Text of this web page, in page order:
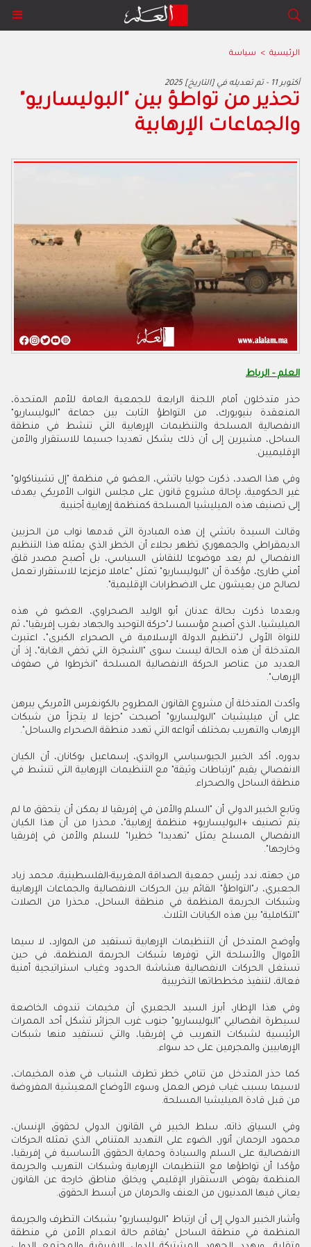
الرئيسية > سياسة
2025 أكتوبر 11 - تم تعديله في [التاريخ]
تحذير من تواطؤ بين "البوليساريو"
والجماعات الإرهابية
العلم - الرباط
حذر متدخلون أمام اللجنة الرابعة للجمعية العامة للأمم المتحدة،
المنعقدة بنيويورك، من التواطؤ الثابت بين جماعة "البوليساريو"
الانفصالية المسلحة والتنظيمات الإرهابية التي تنشط في منطقة
الساحل، مشيرين إلى أن ذلك يشكل تهديدا جسيما للاستقرار والأمن
الإقليميين.
وفي هذا الصدد، ذكرت جوليا باتشي، العضو في منظمة "إل تشيناكولو"
غير الحكومية، بإحالة مشروع قانون على مجلس النواب الأمريكي يهدف
إلى تصنيف هذه الميليشيا المسلحة كمنظمة إرهابية أجنبية.
وقالت السيدة باتشي إن هذه المبادرة التي قدمها نواب من الحزبين
الديمقراطي والجمهوري تظهر بجلاء أن الخطر الذي يمثله هذا التنظيم
الانفصالي لم يعد موضوعا للنقاش السياسي، بل أصبح مصدر قلق
أمني طارئ، مؤكدة أن "البوليساريو" تمثل "عاملا مزعزعا للاستقرار تعمل
لصالح من يعيشون على الاضطرابات الإقليمية".
وبعدما ذكرت بحالة عدنان أبو الوليد الصحراوي، العضو في هذه
الميليشيا، الذي أصبح مؤسسا لـ"حركة التوحيد والجهاد بغرب إفريقيا"، ثم
للنواة الأولى لـ"تنظيم الدولة الإسلامية في الصحراء الكبرى"، اعتبرت
المتدخلة أن هذه الحالة ليست سوى "الشجرة التي تخفي الغابة"، إذ أن
العديد من عناصر الحركة الانفصالية المسلحة "انخرطوا في صفوف
الإرهاب".
وأكدت المتدخلة أن مشروع القانون المطروح بالكونغرس الأمريكي يبرهن
على أن ميليشيات "البوليساريو" أصبحت "جزءا لا يتجزأ من شبكات
الإرهاب والتهريب بمختلف أنواعه التي تهدد منطقة الصحراء والساحل".
بدوره، أكد الخبير الجيوسياسي الرواندي، إسماعيل بوكانان، أن الكيان
الانفصالي يقيم "ارتباطات وثيقة" مع التنظيمات الإرهابية التي تنشط في
منطقة الساحل والصحراء.
وتابع الخبير الدولي أن "السلم والأمن في إفريقيا لا يمكن أن يتحقق ما لم
يتم تصنيف +البوليساريو+ منظمة إرهابية"، محذرا من أن هذا الكيان
الانفصالي المسلح يمثل "تهديدا" خطيرا" للسلم والأمن في إفريقيا
وخارجها".
من جهته، ندد رئيس جمعية الصداقة المغربية-الفلسطينية، محمد زياد
الجعبري، بـ"التواطؤ" القائم بين الحركات الانفصالية والجماعات الإرهابية
وشبكات الجريمة المنظمة في منطقة الساحل، محذرا من الصلات
"التكاملية" بين هذه الكيانات الثلاث.
وأوضح المتدخل أن التنظيمات الإرهابية تستفيد من الموارد، لا سيما
الأموال والأسلحة التي توفرها شبكات الجريمة المنظمة، في حين
تستغل الحركات الانفصالية هشاشة الحدود وغياب استراتيجية أمنية
فعالة، لتنفيذ مخططاتها التخريبية.
وفي هذا الإطار، أبرز السيد الجعبري أن مخيمات تندوف الخاضعة
لسيطرة انفصاليي "البوليساريو" جنوب غرب الجزائر تشكل أحد الممرات
الرئيسية لشبكات التهريب في إفريقيا، والتي تستفيد منها شبكات
الإرهابيين والمجرمين على حد سواء.
كما حذر المتدخل من تنامي خطر تطرف الشباب في هذه المخيمات،
لاسيما بسبب غياب فرص العمل وسوء الأوضاع المعيشية المفروضة
من قبل قادة الميليشيا المسلحة.
وفي السياق ذاته، سلط الخبير في القانون الدولي لحقوق الإنسان،
محمود الرحمان أنور، الضوء على التهديد المتنامي الذي تمثله الحركات
الانفصالية على السلم والسيادة وحماية الحقوق الأساسية في إفريقيا،
مؤكدا أن تواطؤها مع التنظيمات الإرهابية وشبكات التهريب والجريمة
المنظمة يقوض الاستقرار الإقليمي ويخلق مناطق خارجة عن القانون
يعاني فيها المدنيون من العنف والحرمان من أبسط الحقوق.
وأشار الخبير الدولي إلى أن ارتباط "البوليساريو" بشبكات التطرف والجريمة
المنظمة في منطقة الساحل "يفاقم حالة انعدام الأمن في منطقة